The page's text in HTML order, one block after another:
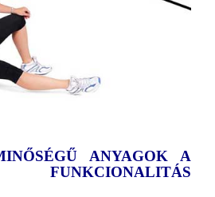
ANYAGOK A